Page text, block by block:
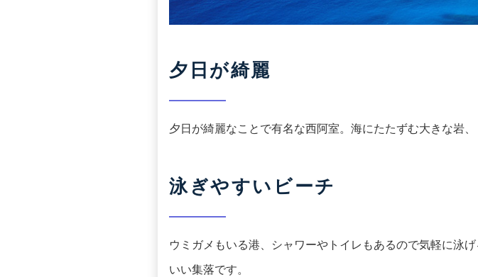
夕日が綺麗
夕日が綺麗なことで有名な西阿室。海にたたずむ大きな岩
泳ぎやすいビーチ
ウミガメもいる港、シャワーやトイレもあるので気軽に泳
いい集落です。